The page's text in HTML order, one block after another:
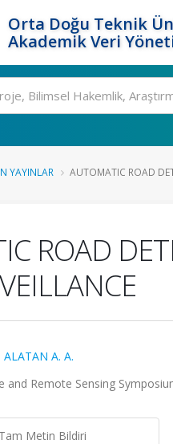
Orta Doğu Teknik
Akademik Veri
YAYINLAR AUTOMATIC ROAD
ROAD
ALATAN A. A.
and Remote Sensing
Metin Bildiri